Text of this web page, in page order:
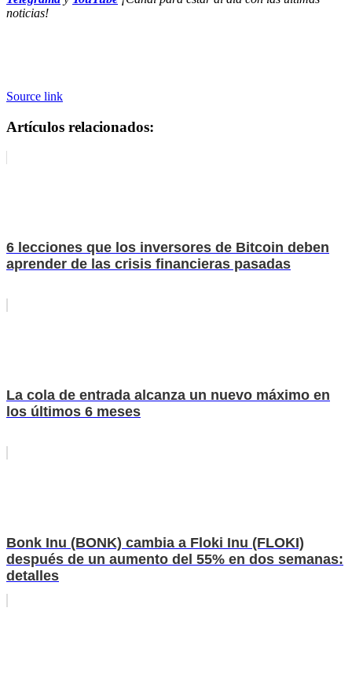
noticias!
Source link
Artículos relacionados:
6 lecciones que los inversores de Bitcoin deben
aprender de las crisis financieras pasadas
La cola de entrada alcanza un nuevo máximo en
los últimos 6 meses
Bonk Inu (BONK) cambia a Floki Inu (FLOKI)
después de un aumento del 55% en dos semanas:
detalles